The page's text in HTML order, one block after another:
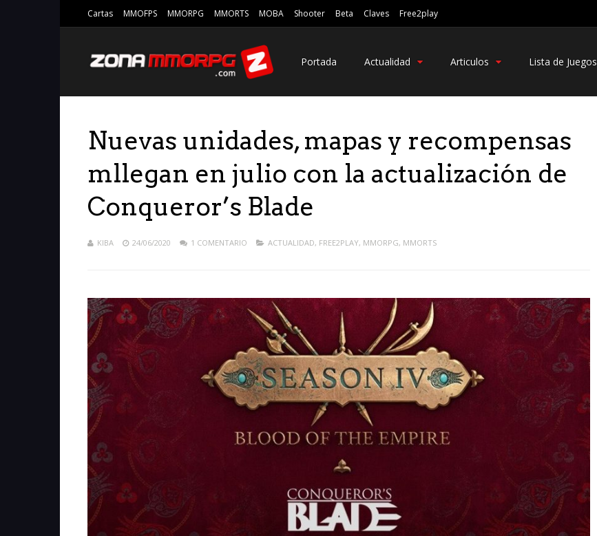
Cartas MMOFPS MMORPG MMORTS MOBA Shooter Beta Claves Free2play
Portada Actualidad Articulos Lista de Juegos
Nuevas unidades, mapas y recompensas
mllegan en julio con la actualización de
Conqueror’s Blade
KIBA 24/06/2020 1 COMENTARIO ACTUALIDAD, FREE2PLAY, MMORPG, MMORTS